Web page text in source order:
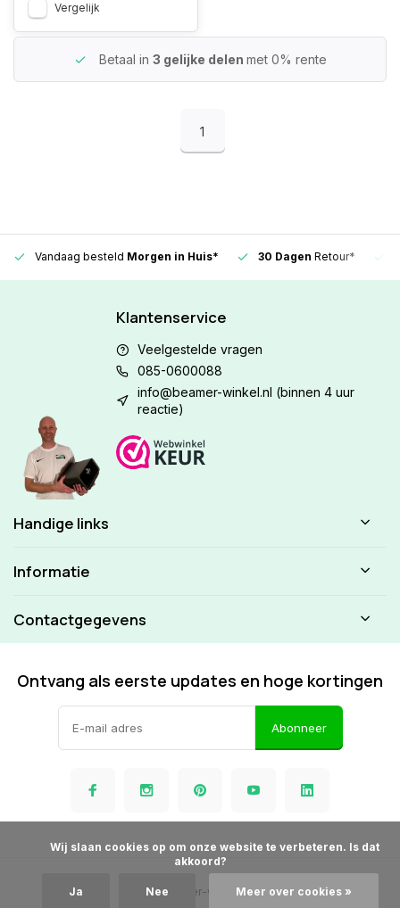
Vergelijk
Betaal in 3 gelijke delen met 0% rente
1
Vandaag besteld Morgen in Huis* 30 Dagen Retour*
Klantenservice
Veelgestelde vragen
085-0600088
info@beamer-winkel.nl (binnen 4 uur
reactie)
Handige links
Informatie
Contactgegevens
Ontvang als eerste updates en hoge kortingen
Abonneer
© Beamer-winkel.nl
akkoord?
Ja Nee Meer over cookies »